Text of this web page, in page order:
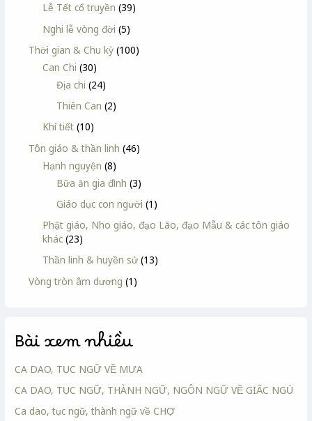
Lễ Tết cổ truyền (39)
Nghi lễ vòng đời (5)
Thời gian & Chu kỳ (100)
Can Chi (30)
Địa chi (24)
Thiên Can (2)
Khí tiết (10)
Tôn giáo & thần linh (46)
Hạnh nguyện (8)
Bữa ăn gia đình (3)
Giáo dục con người (1)
Phật giáo, Nho giáo, đạo Lão, đạo Mẫu & các tôn giáo
khác (23)
Thần linh & huyền sử (13)
Vòng tròn âm dương (1)
Bài xem nhiều
CA DAO, TỤC NGỮ VỀ MƯA
CA DAO, TỤC NGỮ, THÀNH NGỮ, NGÔN NGỮ VỀ GIẤC NGỦ
Ca dao, tục ngữ, thành ngữ về CHỢ